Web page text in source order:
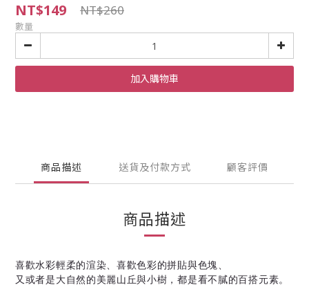
NT$149 NT$260
數量
加入購物車
商品描述 送貨及付款方式 顧客評價
商品描述
喜歡水彩輕柔的渲染、喜歡色彩的拼貼與色塊、
又或者是大自然的美麗山丘與小樹，都是看不膩的百搭元素。